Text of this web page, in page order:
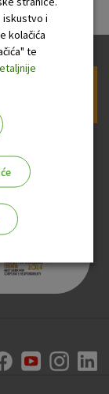
iskustvo i
kolačića
te